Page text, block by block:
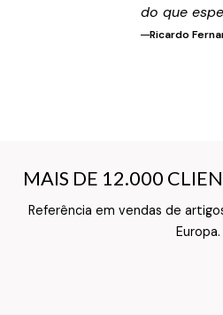
do que
Ricardo
MAIS DE 12.000
Referência em vendas de
Europa.
MAIS DE 12.000
Texto do Verso do